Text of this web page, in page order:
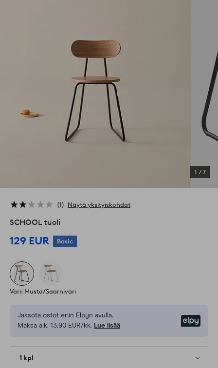
1 / 7
1 Näytä yksityiskohdat
SCHOOL tuoli
129 EUR Basic
Väri: Musta/Saarniväri
Jaksota ostot eriin Elpyn avulla.
Maksa alk. 13,90 EUR/kk. Lue lisää
1 kpl